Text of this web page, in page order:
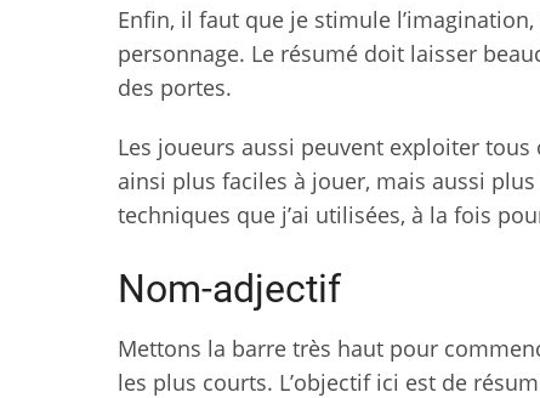
Enfin, il faut que je stimule
personnage. Le résumé doit laisser
des portes.
Les joueurs aussi peuvent exploiter
ainsi plus faciles à jouer, mais aussi
techniques que j’ai utilisées, à la fois
Nom-adjectif
Mettons la barre très haut pour
les plus courts. L’objectif ici est de